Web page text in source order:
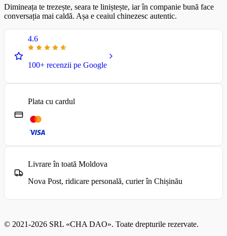
Dimineața te trezește, seara te liniștește, iar în companie bună face
conversația mai caldă. Așa e ceaiul chinezesc autentic.
4.6
100+ recenzii pe Google
Plata cu cardul
Livrare în toată Moldova
Nova Post, ridicare personală, curier în Chișinău
© 2021-2026 SRL «CHA DAO». Toate drepturile rezervate.